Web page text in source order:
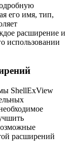
его имя, тип,
расширение и
использовании
ShellExView
расширений